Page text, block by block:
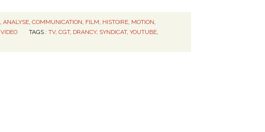
ANALYSE, COMMUNICATION FILM HISTOIRE, MOTION
,VIDEO TAGS :TV,CGT, DRANCY, SYNDICAT,YOUTUBE